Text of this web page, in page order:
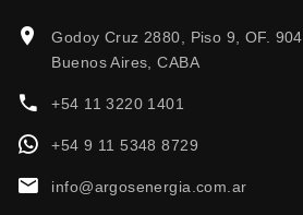
Godoy Cruz 2880, Piso 9, OF. 904
Buenos Aires, CABA
+54 11 3220 1401
+54 9 11 5348 8729
info@argosenergia.com.ar